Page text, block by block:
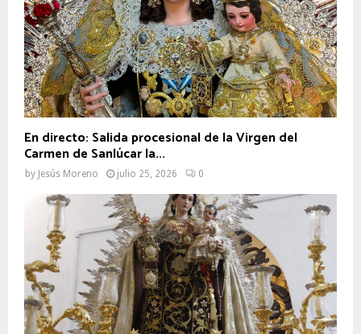
En directo: Salida procesional de la Virgen del
Carmen de Sanlúcar la...
by Jesús Moreno julio 25, 2026 0